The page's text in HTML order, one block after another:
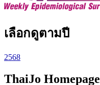
เลือกดูตามปี
2568
ThaiJo Homepage